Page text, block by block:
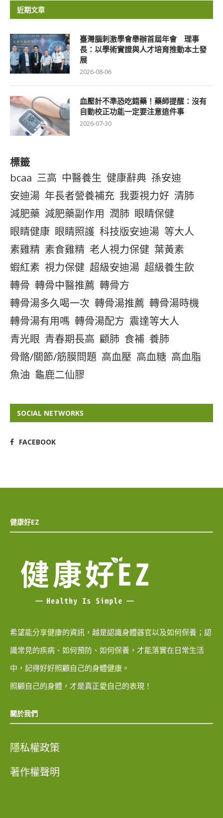
近期文章
臺灣腦刺激學會舉辦首屆年會 理事
長：以學術實證與人才培育推動本土發
展
2026-08-06
血壓計不準恐吃錯藥！藥師提醒：沒有
自動校正功能一定要注意這件事
2026-07-30
標籤
bcaa 三高 中醫養生 健康辭典 孫安迪
安迪湯 年長者營養補充 我要視力好 清肺
減肥藥 減肥藥副作用 潤肺 眼睛保健
眼睛健康 眼睛照護 科技版安迪湯 等大人
素雞精 素食雞精 老人視力保健 葉黃素
蝦紅素 視力保健 超級安迪湯 超級養生飲
轉骨 轉骨中醫推薦 轉骨方
轉骨湯多久喝一次 轉骨湯推薦 轉骨湯時機
轉骨湯有用嗎 轉骨湯配方 震達等大人
青光眼 青春期長高 顧肺 食補 養肺
骨骼/關節/筋膜問題 高血壓 高血糖 高血脂
魚油 龜鹿二仙膠
SOCIAL NETWORKS
FACEBOOK
健康好EZ
希望能分享健康的資訊，越是認識身體器官以及如何保養；認
識常見的疾病、如何預防、如何保養，才能落實在日常生活
中，記得好好照顧自己的身體健康。
照顧自己的身體，才是真正愛自己的表現！
關於我們
隱私權政策
著作權聲明